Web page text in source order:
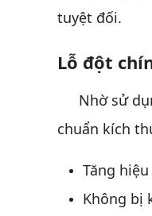
tuyệt đối.
Lỗ đột
Nhờ sử
chuẩn kích
Tăng
Không bị